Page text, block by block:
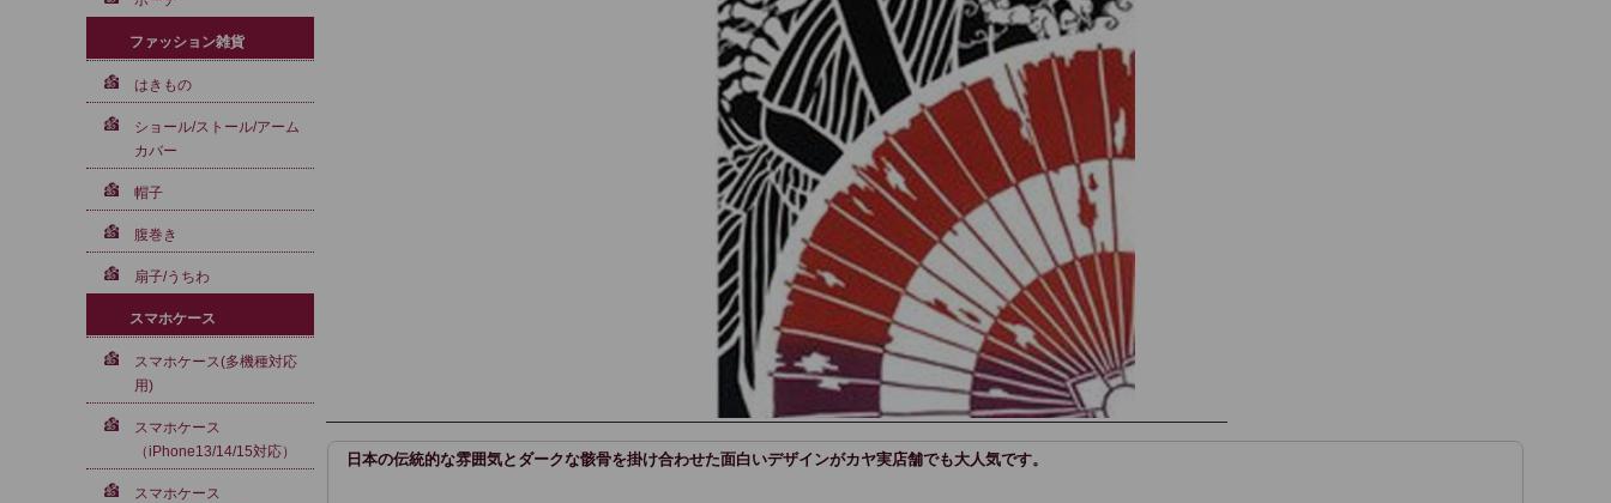
日本の伝統的な雰囲気とダークな骸骨を掛け合わせた面白いデザインがカヤ実店舗でも大人気です。
ファッション雑貨
はきもの
ショール/ストール/アーム
カバー
帽子
腹巻き
扇子/うちわ
スマホケース
スマホケース(多機種対応
用)
スマホケース
（iPhone13/14/15対応）
スマホケース